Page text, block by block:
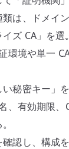
は、ドメイ
ズ CA」を選
環境や単一
秘密キー」を
、有効期限、
認し、構成を